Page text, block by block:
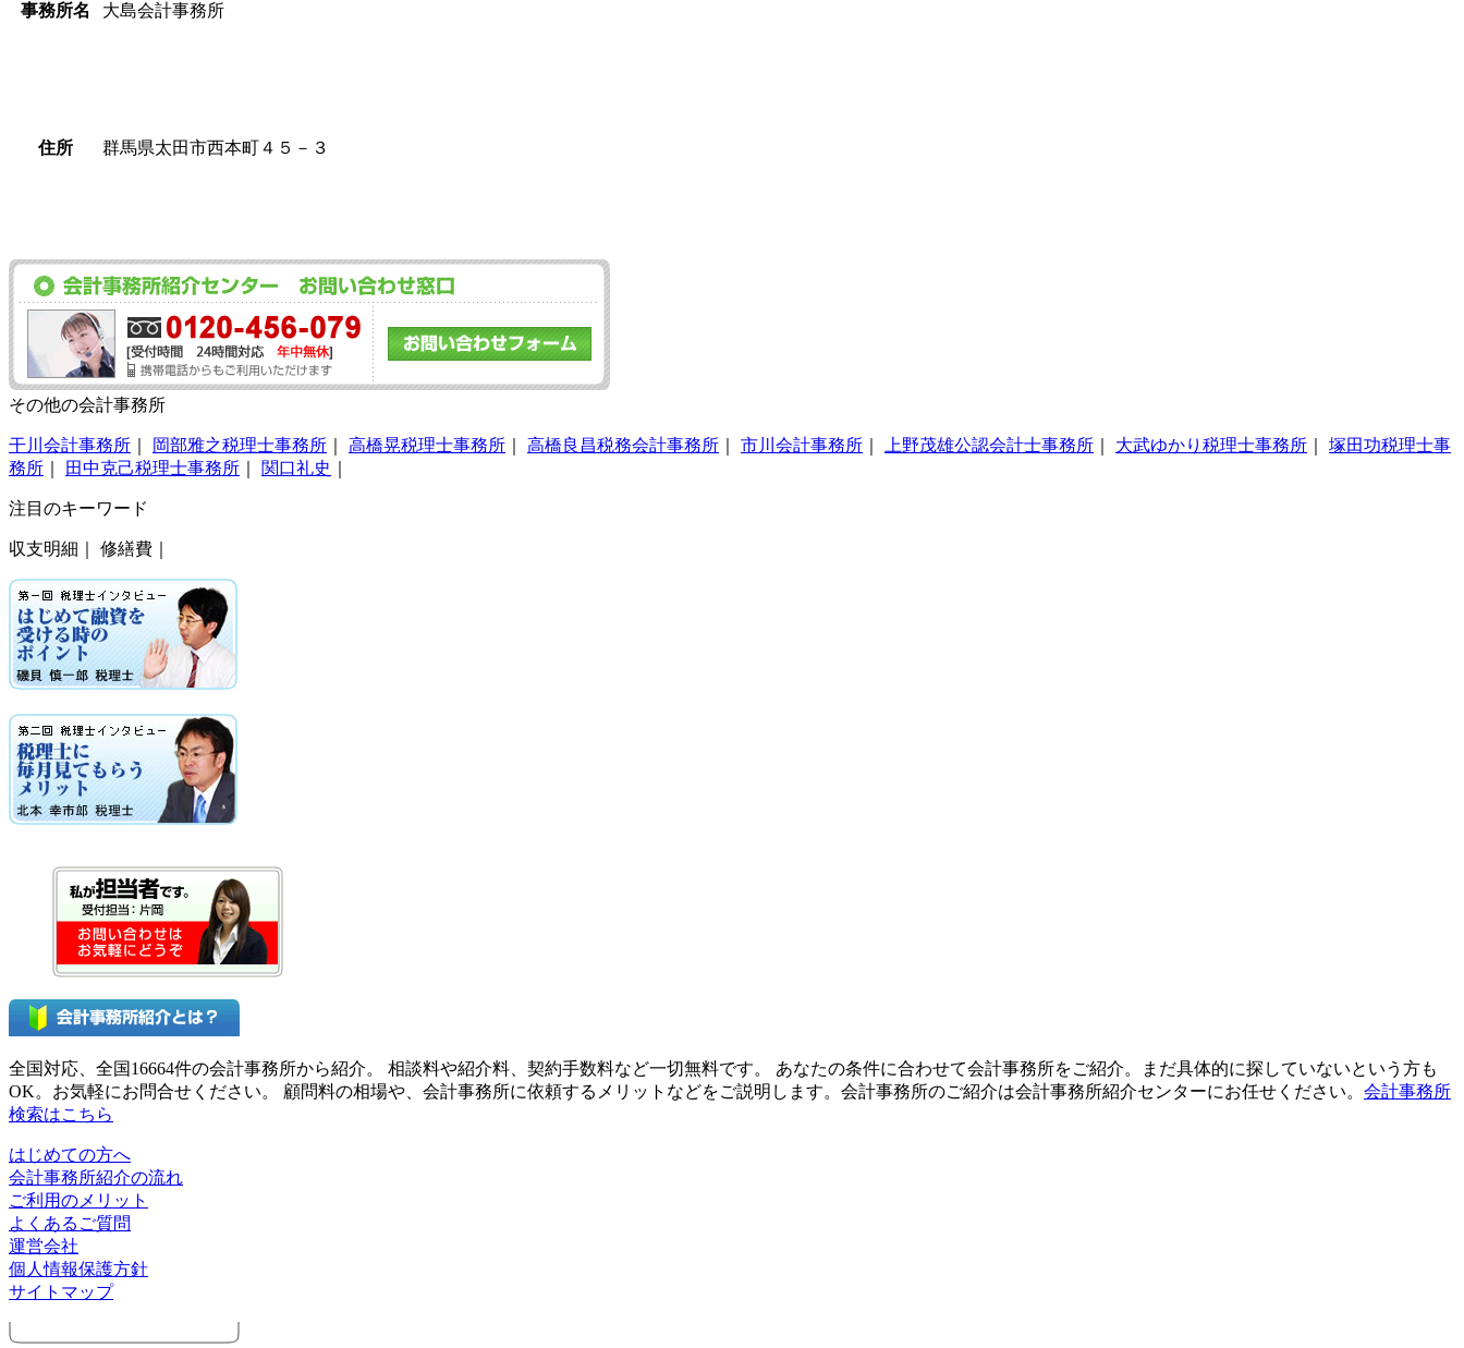
事務所名 大島会計事務所
住所 群馬県太田市西本町４５－３
その他の会計事務所
干川会計事務所 岡部雅之税理士事務所 高橋晃税理士事務所 高橋良昌税務会計事務所 市川会計事務所 上野茂雄公認会計士事務所 大武ゆかり税理士事務所
塚田功税理士事
務所
田中克己税理士事務所 関口礼史
注目のキーワード
収支明細｜ 修繕費｜
全国対応、全国16664件の会計事務所から紹介。 相談料や紹介料、契約手数料など一切無料です。 あなたの条件に合わせて会計事務所をご紹介。まだ具体的に探していないという方も
OK。お気軽にお問合せください。 顧問料の相場や、会計事務所に依頼するメリットなどをご説明します。会計事務所のご紹介は会計事務所紹介センターにお任せください。 会計事務所
検索はこちら
はじめての方へ
会計事務所紹介の流れ
ご利用のメリット
よくあるご質問
運営会社
個人情報保護方針
サイトマップ